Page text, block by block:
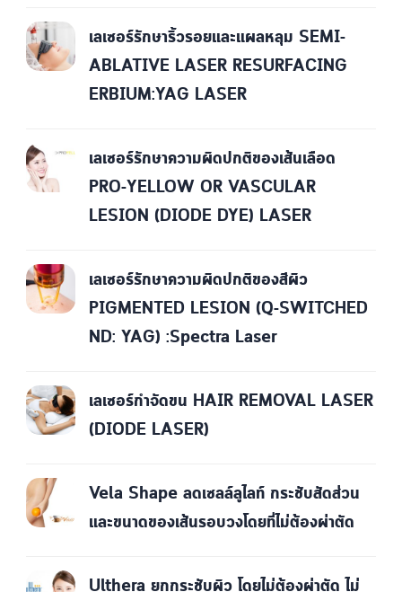
เลเซอร์รักษาริ้วรอยและแผลหลุม SEMI-
ABLATIVE LASER RESURFACING
ERBIUM:YAG LASER
เลเซอร์รักษาความผิดปกติของเส้นเลือด
PRO-YELLOW OR VASCULAR
LESION (DIODE DYE) LASER
เลเซอร์รักษาความผิดปกติของสีผิว
PIGMENTED LESION (Q-SWITCHED
ND: YAG) :Spectra Laser
เลเซอร์กำจัดขน HAIR REMOVAL LASER
(DIODE LASER)
Vela Shape ลดเซลล์ลูไลท์ กระชับสัดส่วน
และขนาดของเส้นรอบวงโดยที่ไม่ต้องผ่าตัด
Ulthera ยกกระชับผิว โดยไม่ต้องผ่าตัด ไม่